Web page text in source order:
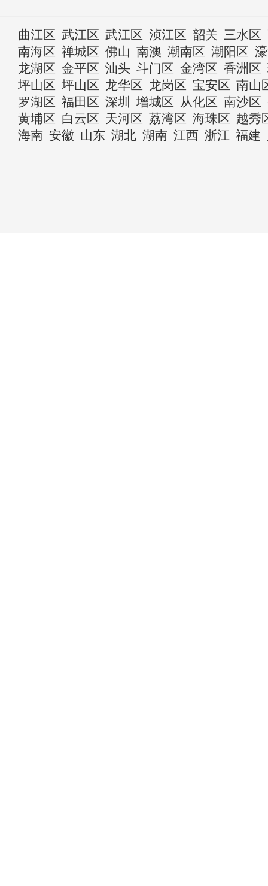
曲江区 武江区 武江区 浈江区 韶关 三水区
南海区 禅城区 佛山 南澳 潮南区 潮阳区
龙湖区 金平区 汕头 斗门区 金湾区 香洲区
坪山区 坪山区 龙华区 龙岗区 宝安区 南山
罗湖区 福田区 深圳 增城区 从化区 南沙区
黄埔区 白云区 天河区 荔湾区 海珠区 越秀
海南 安徽 山东 湖北 湖南 江西 浙江 福建